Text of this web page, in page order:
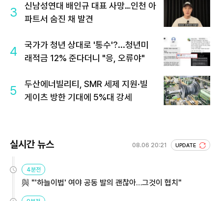
3
신남성연대 배인규 대표 사망…인천 아
파트서 숨진 채 발견
4
국가가 청년 상대로 '통수'?...청년미
래적금 12% 준다더니 "응, 오류야"
5
두산에너빌리티, SMR 세제 지원·빌
게이츠 방한 기대에 5%대 강세
실시간 뉴스 08.06 20:21 UPDATE
4분전
與 "'하늘이법' 여야 공동 발의 괜찮아…그것이 협치"